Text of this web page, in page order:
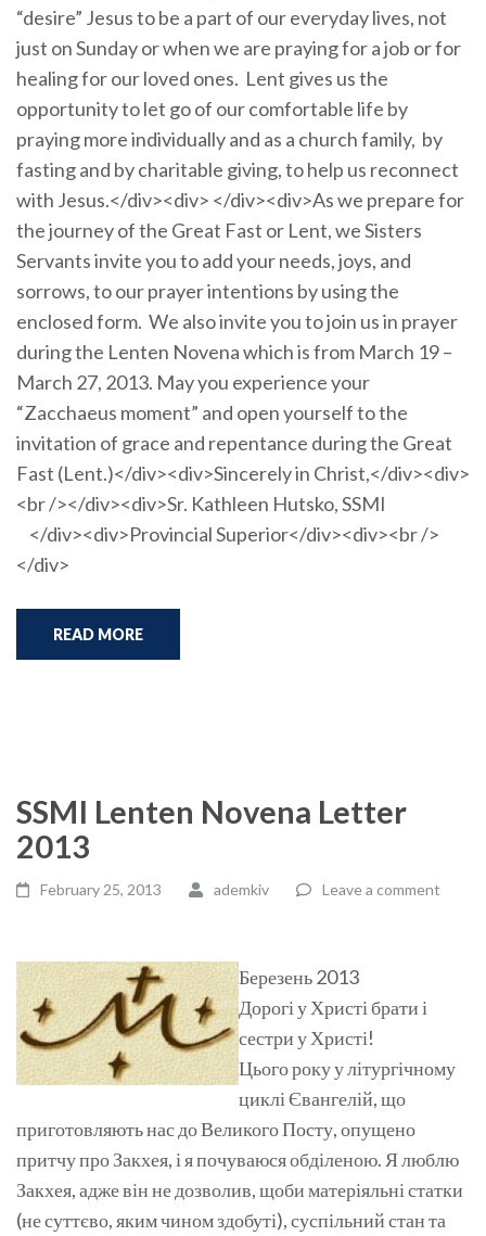
“desire” Jesus to be a part of our everyday lives, not
just on Sunday or when we are praying for a job or for
healing for our loved ones. Lent gives us the
opportunity to let go of our comfortable life by
praying more individually and as a church family, by
fasting and by charitable giving, to help us reconnect
with Jesus.</div><div> </div><div>As we prepare for
the journey of the Great Fast or Lent, we Sisters
Servants invite you to add your needs, joys, and
sorrows, to our prayer intentions by using the
enclosed form. We also invite you to join us in prayer
during the Lenten Novena which is from March 19 –
March 27, 2013. May you experience your
“Zacchaeus moment” and open yourself to the
invitation of grace and repentance during the Great
Fast (Lent.)</div><div>Sincerely in Christ,</div><div>
<br /></div><div>Sr. Kathleen Hutsko, SSMI
</div><div>Provincial Superior</div><div><br />
</div>
READ MORE
SSMI Lenten Novena Letter
2013
February 25, 2013 ademkiv Leave a comment
Березень 2013
Дорогі у Христі брати і
сестри у Христі!
Цього року у літургічному
циклі Євангелій, що
приготовляють нас до Великого Посту, опущено
притчу про Закхея, і я почуваюся обділеною. Я люблю
Закхея, адже він не дозволив, щоби матеріяльні статки
(не суттєво, яким чином здобуті), суспільний стан та